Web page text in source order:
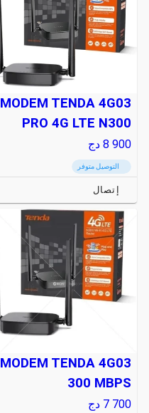
MODEM TENDA 4G03
PRO 4G LTE N300
8 900 دج
التوصيل متوفر
إتصال
MODEM TENDA 4G03
300 MBPS
7 700 دج